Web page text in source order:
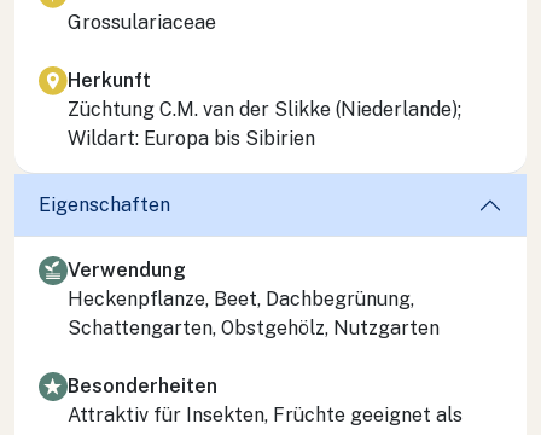
Grossulariaceae
Herkunft
Züchtung C.M. van der Slikke (Niederlande);
Wildart: Europa bis Sibirien
Eigenschaften
Verwendung
Heckenpflanze, Beet, Dachbegrünung,
Schattengarten, Obstgehölz, Nutzgarten
Besonderheiten
Attraktiv für Insekten, Früchte geeignet als